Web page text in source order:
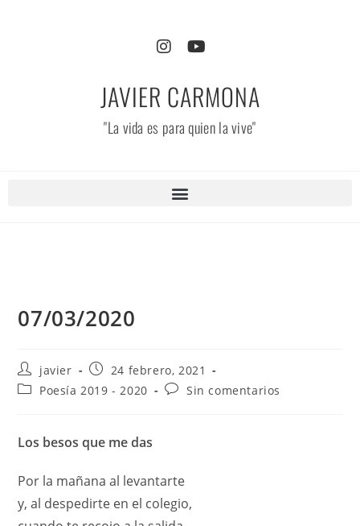
JAVIER CARMONA
"La vida es para quien la vive"
07/03/2020
javier
24 febrero, 2021
Poesía 2019 - 2020
Sin comentarios
Los besos que me das
Por la mañana al levantarte
y, al despedirte en el colegio,